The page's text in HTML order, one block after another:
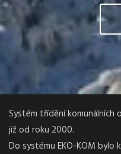
Systém třídění komunálních
již od roku 2000.
Do systému EKO-KOM bylo